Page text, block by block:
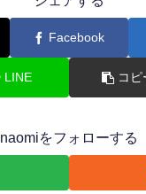
Facebook
LINE コピ
naomiをフォローする